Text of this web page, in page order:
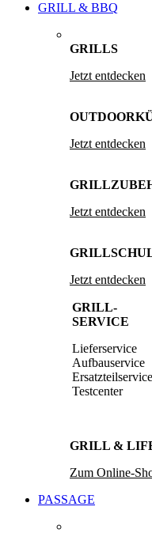
GRILL & BBQ
GRILLS
Jetzt entdecken
Jetzt entdecken
Jetzt entdecken
Jetzt entdecken
GRILL-
SERVICE
Lieferservice
Aufbauservice
Ersatzteilservice
Testcenter
GRILL &
Zum Online-
PASSAGE